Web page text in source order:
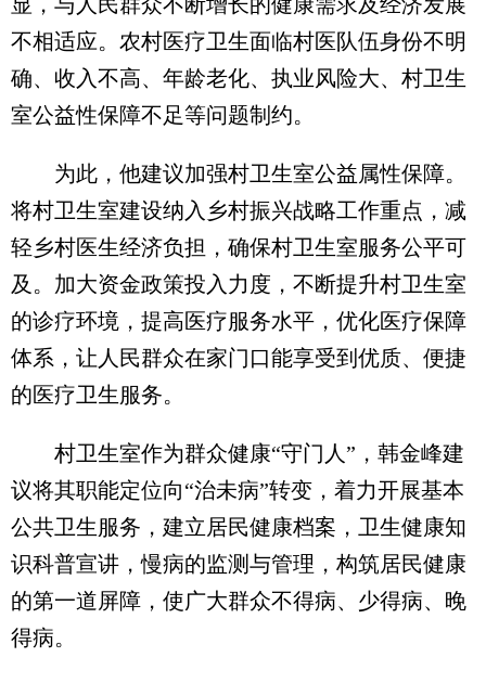
不相适应。农村医疗卫生面临村医队伍身份不明
确、收入不高、年龄老化、执业风险大、村卫生
室公益性保障不足等问题制约。
为此，他建议加强村卫生室公益属性保障。
将村卫生室建设纳入乡村振兴战略工作重点，减
轻乡村医生经济负担，确保村卫生室服务公平可
及。加大资金政策投入力度，不断提升村卫生室
的诊疗环境，提高医疗服务水平，优化医疗保障
体系，让人民群众在家门口能享受到优质、便捷
的医疗卫生服务。
村卫生室作为群众健康“守门人”，韩金峰建
议将其职能定位向“治未病”转变，着力开展基本
公共卫生服务，建立居民健康档案，卫生健康知
识科普宣讲，慢病的监测与管理，构筑居民健康
的第一道屏障，使广大群众不得病、少得病、晚
得病。